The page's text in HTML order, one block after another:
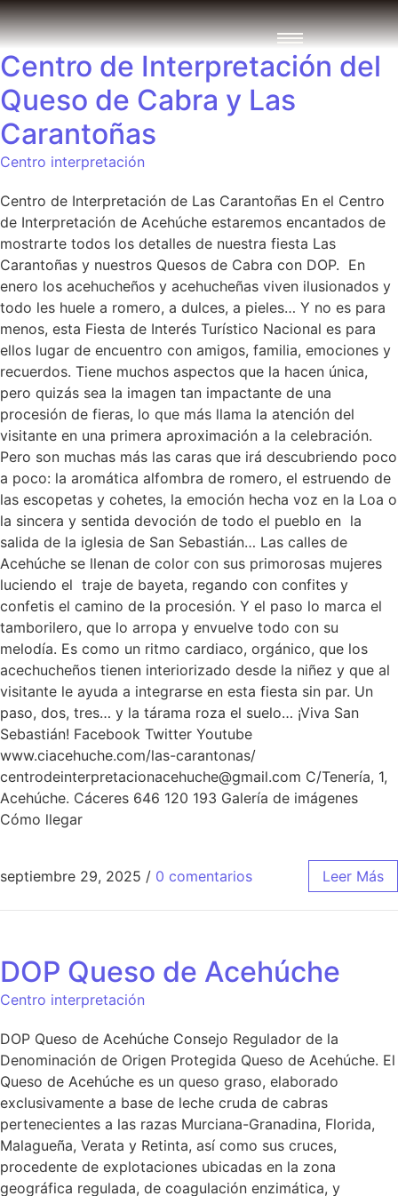
Centro de Interpretación del
Queso de Cabra y Las
Carantoñas
Centro interpretación
Centro de Interpretación de Las Carantoñas En el Centro
de Interpretación de Acehúche estaremos encantados de
mostrarte todos los detalles de nuestra fiesta Las
Carantoñas y nuestros Quesos de Cabra con DOP. En
enero los acehucheños y acehucheñas viven ilusionados y
todo les huele a romero, a dulces, a pieles… Y no es para
menos, esta Fiesta de Interés Turístico Nacional es para
ellos lugar de encuentro con amigos, familia, emociones y
recuerdos. Tiene muchos aspectos que la hacen única,
pero quizás sea la imagen tan impactante de una
procesión de fieras, lo que más llama la atención del
visitante en una primera aproximación a la celebración.
Pero son muchas más las caras que irá descubriendo poco
a poco: la aromática alfombra de romero, el estruendo de
las escopetas y cohetes, la emoción hecha voz en la Loa o
la sincera y sentida devoción de todo el pueblo en la
salida de la iglesia de San Sebastián… Las calles de
Acehúche se llenan de color con sus primorosas mujeres
luciendo el traje de bayeta, regando con confites y
confetis el camino de la procesión. Y el paso lo marca el
tamborilero, que lo arropa y envuelve todo con su
melodía. Es como un ritmo cardiaco, orgánico, que los
acechucheños tienen interiorizado desde la niñez y que al
visitante le ayuda a integrarse en esta fiesta sin par. Un
paso, dos, tres… y la tárama roza el suelo… ¡Viva San
Sebastián! Facebook Twitter Youtube
www.ciacehuche.com/las-carantonas/
centrodeinterpretacionacehuche@gmail.com C/Tenería, 1,
Acehúche. Cáceres 646 120 193 Galería de imágenes
Cómo llegar
septiembre 29, 2025 / 0 comentarios Leer Más
DOP Queso de Acehúche
Centro interpretación
DOP Queso de Acehúche Consejo Regulador de la
Denominación de Origen Protegida Queso de Acehúche. El
Queso de Acehúche es un queso graso, elaborado
exclusivamente a base de leche cruda de cabras
pertenecientes a las razas Murciana-Granadina, Florida,
Malagueña, Verata y Retinta, así como sus cruces,
procedente de explotaciones ubicadas en la zona
geográfica regulada, de coagulación enzimática, y